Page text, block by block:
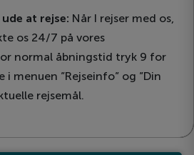
at rejse: Når I rejser med os,
os 24/7 på vores
normal åbningstid tryk 9 for
i menuen ”Rejseinfo” og ”Din
rejsemål.